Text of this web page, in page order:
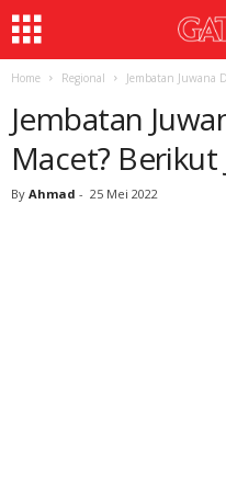
Home Regional Jembatan Juwana
Jembatan
Macet?
By Ahmad - 25 Mei 2022